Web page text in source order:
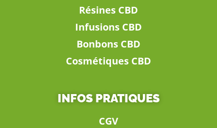
Résines CBD
Infusions CBD
Bonbons CBD
Cosmétiques CBD
INFOS PRATIQUES
CGV